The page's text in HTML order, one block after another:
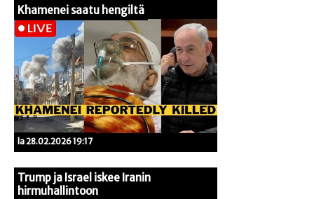
Khamenei saatu hengiltä
la 28.02.2026 19:17
Trump ja Israel iskee Iranin
hirmuhallintoon